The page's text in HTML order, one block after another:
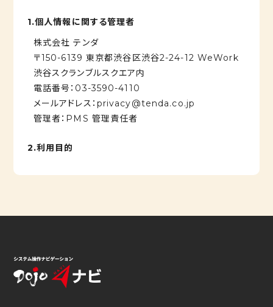
1.個人情報に関する管理者
株式会社 テンダ
〒150-6139 東京都渋谷区渋谷2-24-12 WeWork
渋谷スクランブルスクエア内
電話番号：03-3590-4110
メールアドレス：privacy@tenda.co.jp
管理者：PMS 管理責任者
2.利用目的
品、サービス、セミナーなどのご案内のため
お預かりした個人情報は、第三者への提供は致しませ
ん。ただし、以下の場合には提供する場合があります。